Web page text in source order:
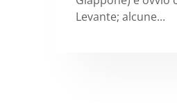
Levante; alcune...